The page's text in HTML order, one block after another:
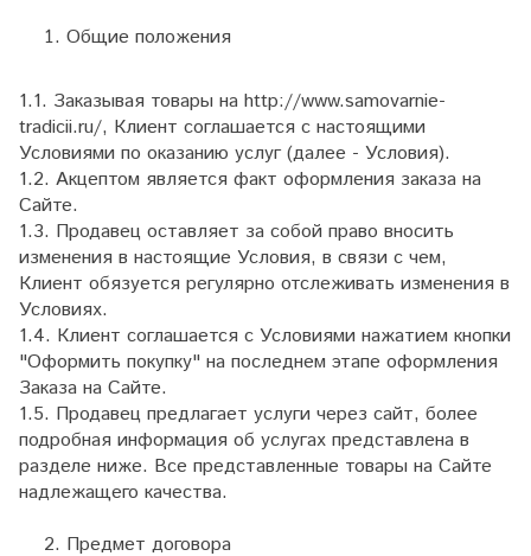
Общие положения
1.1. Заказывая товары на http://www.samovarnie-
tradicii.ru/, Клиент соглашается с настоящими
Условиями по оказанию услуг (далее - Условия).
1.2. Акцептом является факт оформления заказа на
Сайте.
1.3. Продавец оставляет за собой право вносить
изменения в настоящие Условия, в связи с чем,
Клиент обязуется регулярно отслеживать изменения в
Условиях.
1.4. Клиент соглашается с Условиями нажатием кнопки
"Оформить покупку" на последнем этапе оформления
Заказа на Сайте.
1.5. Продавец предлагает услуги через сайт, более
подробная информация об услугах представлена в
разделе ниже. Все представленные товары на Сайте
надлежащего качества.
Предмет договора